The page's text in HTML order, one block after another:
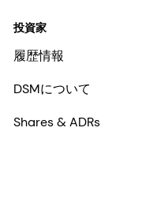
投資家
履歴情報
DSMについて
Shares & ADRs